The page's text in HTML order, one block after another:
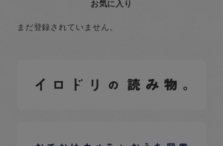
お気に入り
まだ登録されていません。
日常の様子など随時更新中です。
日常の様子など随時更新中です。